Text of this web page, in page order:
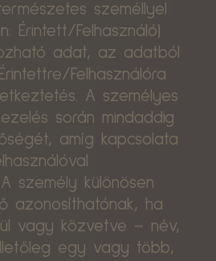
személlyel
Érintett/Felhasználó)
adat, az adatból
Felhasználóra
A személyes
során mindaddig
amíg kapcsolata
személy különösen
azonosíthatónak, ha
vagy közvetve – név,
egy vagy több,